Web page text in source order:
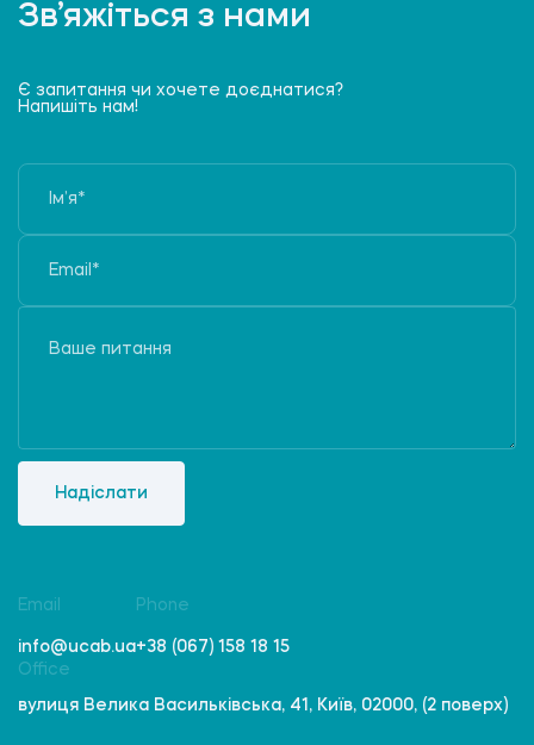
Зв’яжіться з нами
Є запитання чи хочете доєднатися?
Напишіть нам!
Надіслати
Email
info@ucab.ua
Phone
+38 (067) 158 18 15
Office
вулиця Велика Васильківська, 41, Київ, 02000, (2 поверх)